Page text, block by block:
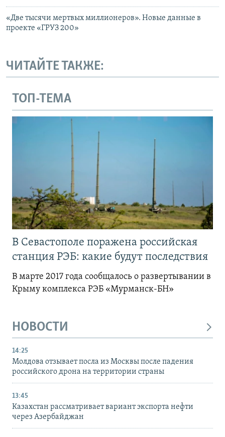
«Две тысячи мертвых миллионеров». Новые данные в
проекте «ГРУЗ 200»
ЧИТАЙТЕ ТАКЖЕ:
ТОП-ТЕМА
В Севастополе поражена российская
станция РЭБ: какие будут последствия
В марте 2017 года сообщалось о развертывании в
Крыму комплекса РЭБ «Мурманск-БН»
НОВОСТИ
14:25
Молдова отзывает посла из Москвы после падения
российского дрона на территории страны
13:45
Казахстан рассматривает вариант экспорта нефти
через Азербайджан